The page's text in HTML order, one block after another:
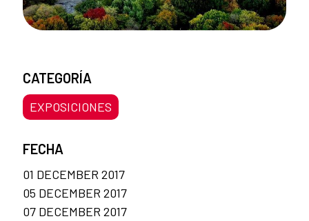
CATEGORÍA
EXPOSICIONES
FECHA
01 DECEMBER 2017
05 DECEMBER 2017
07 DECEMBER 2017